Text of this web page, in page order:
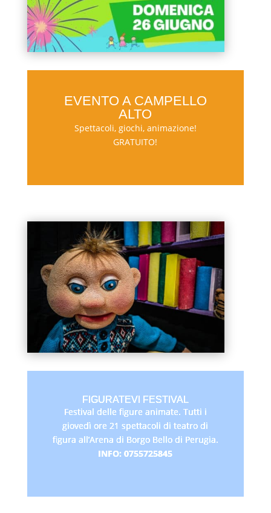
EVENTO A CAMPELLO
ALTO
Spettacoli, giochi, animazione!
GRATUITO!
FIGURATEVI FESTIVAL
Festival delle figure animate. Tutti i
giovedì ore 21 spettacoli di teatro di
figura all’Arena di Borgo Bello di Perugia.
INFO:0755725845